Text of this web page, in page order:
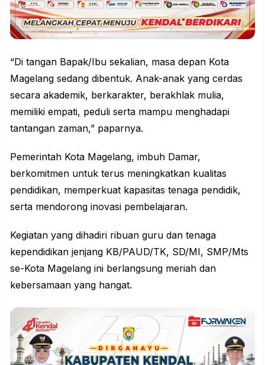
“Di tangan Bapak/Ibu sekalian, masa depan Kota
Magelang sedang dibentuk. Anak-anak yang cerdas
secara akademik, berkarakter, berakhlak mulia,
memiliki empati, peduli serta mampu menghadapi
tantangan zaman,” paparnya.
Pemerintah Kota Magelang, imbuh Damar,
berkomitmen untuk terus meningkatkan kualitas
pendidikan, memperkuat kapasitas tenaga pendidik,
serta mendorong inovasi pembelajaran.
Kegiatan yang dihadiri ribuan guru dan tenaga
kependidikan jenjang KB/PAUD/TK, SD/MI, SMP/Mts
se-Kota Magelang ini berlangsung meriah dan
kebersamaan yang hangat.